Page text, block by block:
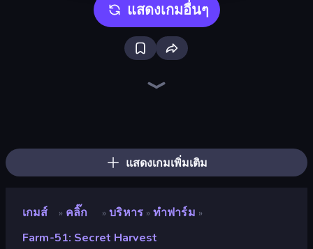
แสดงเกมอื่นๆ
แสดงเกมเพิ่มเติม
เกมส์ » คลิ๊ก » บริหาร » ทำฟาร์ม »
Farm-51: Secret Harvest